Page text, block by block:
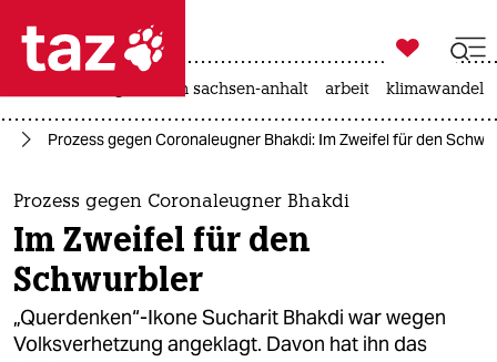
 taz zahl ich
taz zahl ich
themen
politik
öko
gesellschaft

taz zahl ich
landtagswahl in sachsen-anhalt arbeit klimawandel
Prozess gegen Coronaleugner Bhakdi: Im Zweifel für den
Prozess gegen Coronaleugner Bhakdi
Im Zweifel für den
Schwurbler
„Querdenken“-Ikone Sucharit Bhakdi war wegen
Volksverhetzung angeklagt. Davon hat ihn das